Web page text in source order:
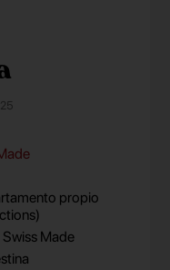
propio
Made